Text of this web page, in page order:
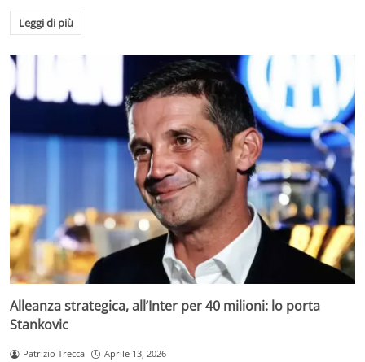
Leggi di più
Alleanza strategica, all’Inter per 40 milioni: lo porta
Stankovic
Patrizio Trecca Aprile 13, 2026